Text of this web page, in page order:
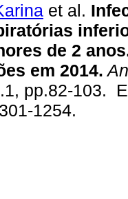
et al.
de 2
em 2014.
pp.82-103.
1254.